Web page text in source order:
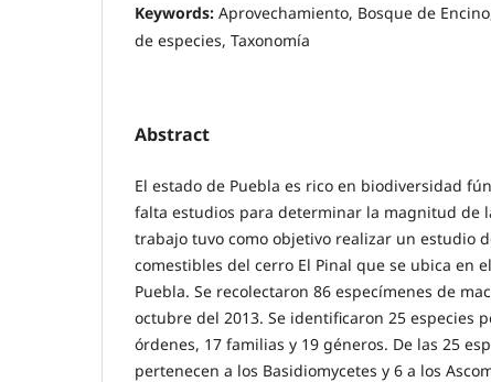
Keywords: Aprovechamiento, Bosque de
de especies, Taxonomía
Abstract
El estado de Puebla es rico en biodiversidad
falta estudios para determinar la magnitud de
trabajo tuvo como objetivo realizar un estudio
comestibles del cerro El Pinal que se ubica en
Puebla. Se recolectaron 86 especímenes de
octubre del 2013. Se identificaron 25 especies
órdenes, 17 familias y 19 géneros. De las 25
pertenecen a los Basidiomycetes y 6 a los